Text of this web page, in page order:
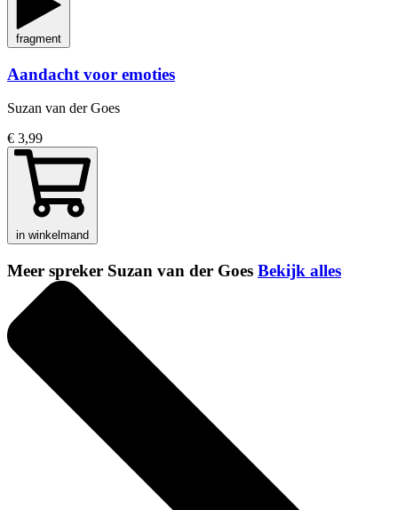
fragment
Aandacht voor emoties
Suzan van der Goes
€ 3,99
in winkelmand
Meer spreker Suzan van der Goes Bekijk alles